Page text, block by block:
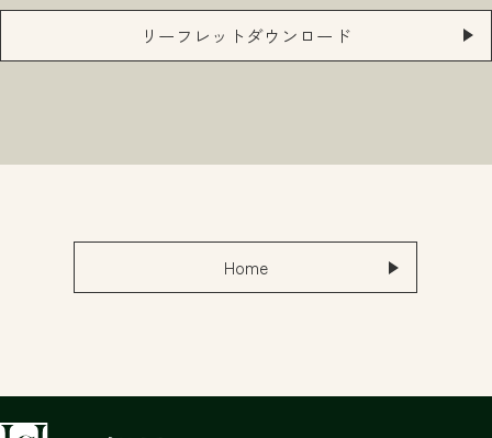
リーフレットダウンロード
Home